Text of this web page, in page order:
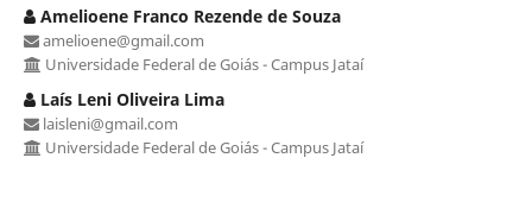
Amelioene Franco Rezende de Souza
amelioene@gmail.com
Universidade Federal de Goiás - Campus Jataí
Laís Leni Oliveira Lima
laisleni@gmail.com
Universidade Federal de Goiás - Campus Jataí